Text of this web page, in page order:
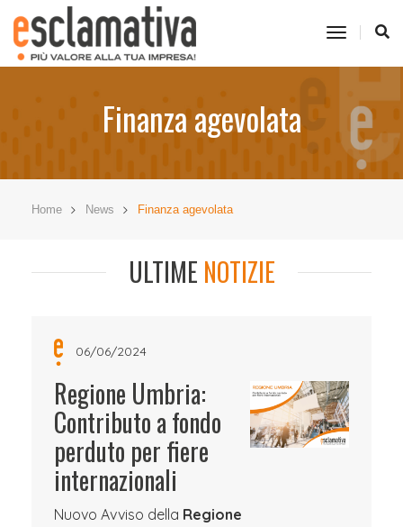
toggle
Finanza agevolata
Home News Finanza agevolata
ULTIME NOTIZIE
06/06/2024
Regione Umbria:
Contributo a fondo
perduto per fiere
internazionali
Nuovo Avviso della Regione